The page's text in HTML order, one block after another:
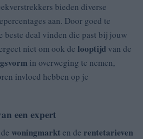
bieden diverse
aan. Door goed te
beste deal vinden die past bij jouw
niet om ook de looptijd van de
in overweging te nemen,
invloed hebben op je
een expert
woningmarkt en de rentetarieven